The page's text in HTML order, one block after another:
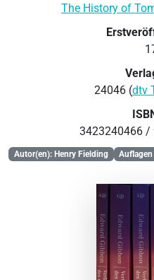
The History of
24046 (dtv
3423240466 /
Autor(en): Henry Fielding Auflagen